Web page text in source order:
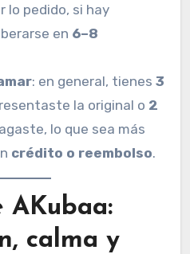
lo pedido, si hay
en 6–8
: en general, tienes 3
la original o 2
lo que sea más
crédito o reembolso.
AKubaa:
calma y